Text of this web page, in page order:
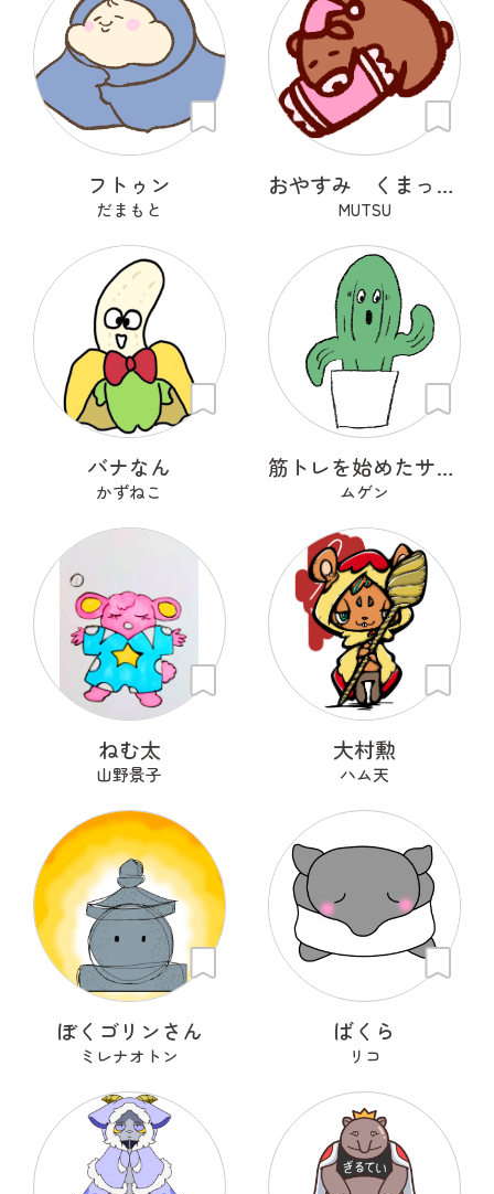
フトゥン
だまもと
おやすみ くまっくら
MUTSU
バナなん
かずねこ
筋トレを始めたサボテン
ムゲン
ねむ太
山野景子
大村勲
ハム天
ぼくゴリンさん
ミレナオトン
ばくら
リコ